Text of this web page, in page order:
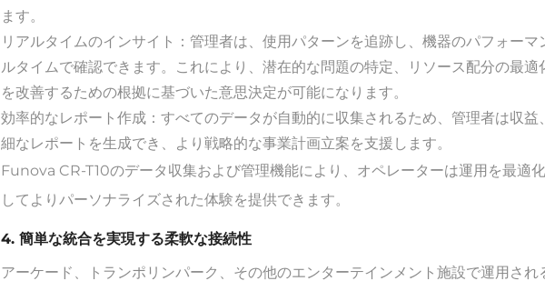
ます。
リアルタイムのインサイト：管理者は、使用パターンを追跡し、機器のパフォー
ルタイムで確認できます。これにより、潜在的な問題の特定、リソース配分の最
を改善するための根拠に基づいた意思決定が可能になります。
効率的なレポート作成：すべてのデータが自動的に収集されるため、管理者は収
細なレポートを生成でき、より戦略的な事業計画立案を支援します。
Funova CR-T10のデータ収集および管理機能により、オペレーターは運用を最適
してよりパーソナライズされた体験を提供できます。
4. 簡単な統合を実現する柔軟な接続性
アーケード、トランポリンパーク、その他のエンターテインメント施設で運用さ